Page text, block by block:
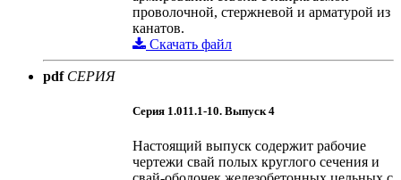
проволочной, стержневой и арматурой из
канатов.
Скачать файл
pdf СЕРИЯ
Серия 1.011.1-10. Выпуск 4
Настоящий выпуск содержит рабочие
чертежи свай полых круглого сечения и